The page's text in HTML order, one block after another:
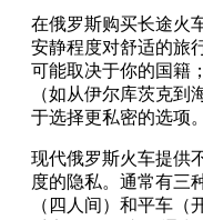
在俄罗斯购买长途火
安静程度对舒适的旅
可能取决于你的国籍
（如从伊尔库茨克到
于选择更私密的选项。
现代俄罗斯火车提供
度的隐私。通常有三
（四人间）和平车